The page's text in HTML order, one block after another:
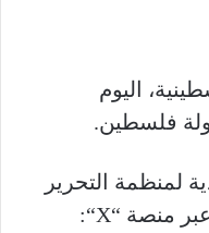
اليوم
فلسطين.
لمنظمة التحرير
منصة “X
“: